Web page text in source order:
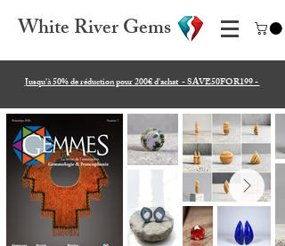
White River Gems
Jusqu'à 50% de réduction pour 200€ d'achat - SAVE50FOR199 -